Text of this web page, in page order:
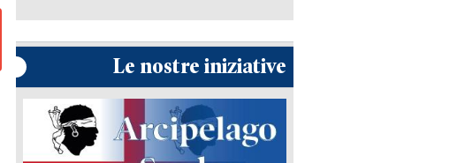
Le nostre iniziative